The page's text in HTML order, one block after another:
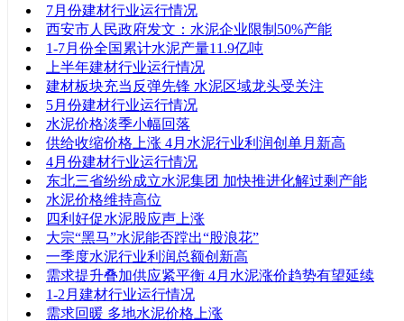
7月份建材行业运行情况
西安市人民政府发文：水泥企业限制50%产能
1-7月份全国累计水泥产量11.9亿吨
上半年建材行业运行情况
建材板块充当反弹先锋 水泥区域龙头受关注
5月份建材行业运行情况
水泥价格淡季小幅回落
供给收缩价格上涨 4月水泥行业利润创单月新高
4月份建材行业运行情况
东北三省纷纷成立水泥集团 加快推进化解过剩产能
水泥价格维持高位
四利好促水泥股应声上涨
大宗“黑马”水泥能否蹚出“股浪花”
一季度水泥行业利润总额创新高
需求提升叠加供应紧平衡 4月水泥涨价趋势有望延续
1-2月建材行业运行情况
需求回暖 多地水泥价格上涨